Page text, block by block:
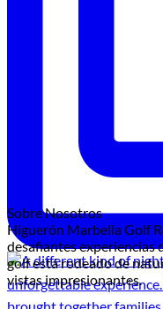
Sobre Nosotros
Higuerón Marbella Golf
desafiantes experiencias
golf está rodeado de
vistas impresionantes.